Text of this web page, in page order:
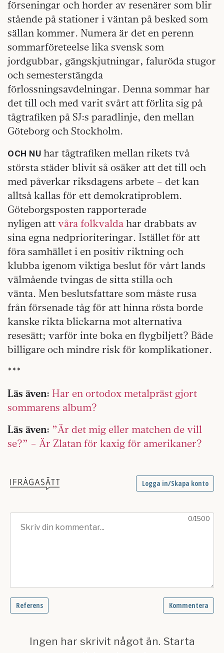
förseningar och horder av resenärer som blir
stående på stationer i väntan på besked som
sällan kommer. Numera är det en perenn
sommarföreteelse lika svensk som
jordgubbar, gängskjutningar, faluröda stugor
och semesterstängda
förlossningsavdelningar. Denna sommar har
det till och med varit svårt att förlita sig på
tågtrafiken på SJ:s paradlinje, den mellan
Göteborg och Stockholm.
OCH NU har tågtrafiken mellan rikets två
största städer blivit så osäker att det till och
med påverkar riksdagens arbete – det kan
alltså kallas för ett demokratiproblem.
Göteborgsposten rapporterade
nyligen att våra folkvalda har drabbats av
sina egna nedprioriteringar. Istället för att
föra samhället i en positiv riktning och
klubba igenom viktiga beslut för vårt lands
välmående tvingas de sitta stilla och
vänta. Men beslutsfattare som måste rusa
från försenade tåg för att hinna rösta borde
kanske rikta blickarna mot alternativa
resesätt; varför inte boka en flygbiljett? Både
billigare och mindre risk för komplikationer.
***
Läs även: Har en ortodox metalpräst gjort
sommarens album?
Läs även: ”Är det mig eller matchen de vill
se?” – Är Zlatan för kaxig för amerikaner?